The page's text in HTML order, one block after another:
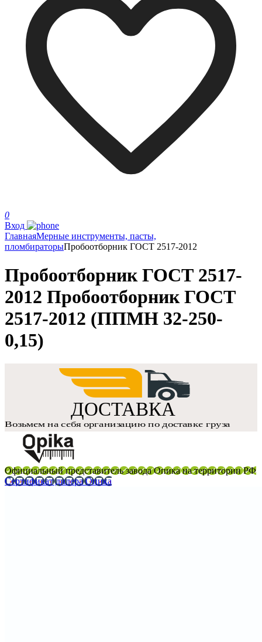
0
Вход
ГлавнаяМерные инструменты, пасты,
пломбираторыПробоотборник ГОСТ 2517-2012
Пробоотборник ГОСТ 2517-
2012 Пробоотборник ГОСТ
2517-2012 (ППМН 32-250-
0,15)
Официальный представитель завода Опика на территории РФ
Сертификат дилера Опика